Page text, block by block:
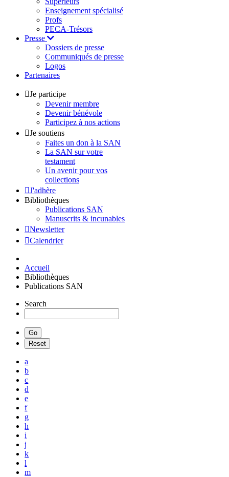
Enseignement spécialisé
Profs
PECA-Trésors
Presse
Dossiers de presse
Communiqués de presse
Logos
Partenaires
Je participe
Devenir membre
Devenir bénévole
Participez à nos actions
Je soutiens
Faites un don à la SAN
La SAN sur votre
testament
Un avenir pour vos
collections
J'adhère
Bibliothèques
Publications SAN
Manuscrits & incunables
Newsletter
Calendrier
Accueil
Bibliothèques
Publications SAN
Search
a
b
c
d
e
f
g
h
i
j
k
l
m